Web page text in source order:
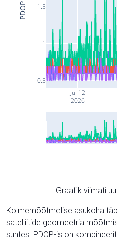
Jul 12
2026
0.5
1
1.5
PDOP
Graafik viimati
Kolmemõõtmelise asukoha
satelliitide geomeetria
suhtes. PDOP-is on